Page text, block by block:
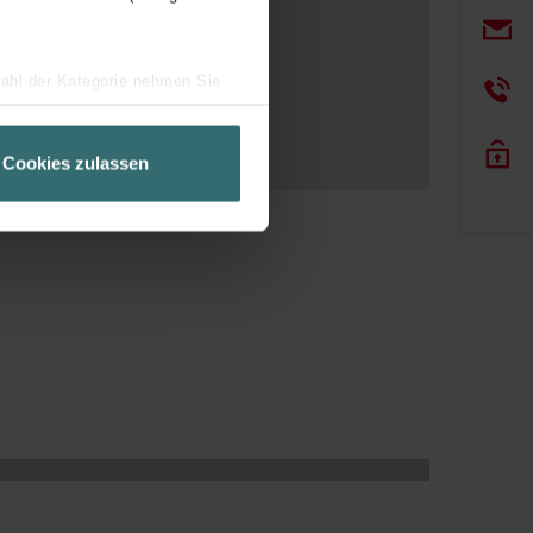
der Kategorie nehmen Sie
Informationen
über einen Link in der
Cookies zulassen
le tubazioni nello spazio